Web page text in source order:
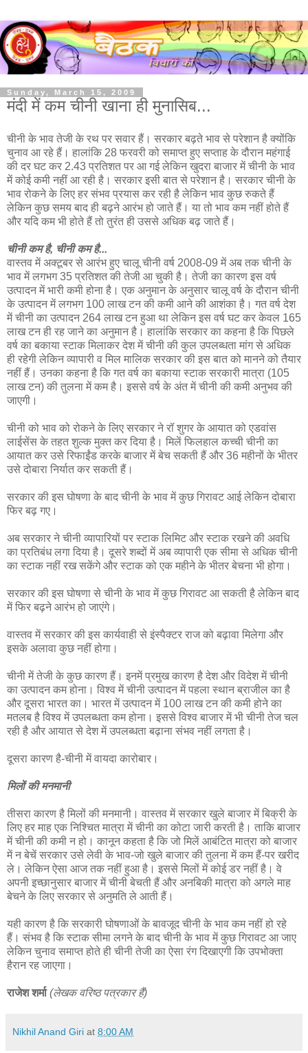
Sunday, March 15, 2009
मंदी में कम चीनी खाना ही मुनासिब...
चीनी के भाव तेजी के रथ पर सवार हैं। सरकार बढ़ते भाव से परेशान है क्योंकि
चुनाव आ रहे हैं। हालांकि 28 फरवरी को समाप्त हुए सप्ताह के दौरान महंगाई
की दर घट कर 2.43 प्रतिशत पर आ गई लेकिन खुदरा बाजार में चीनी के भाव
में कोई कमी नहीं आ रही है। सरकार इसी बात से परेशान है। सरकार चीनी के
भाव रोकने के लिए हर संभव प्रयास कर रही है लेकिन भाव कुछ रुकते हैं
लेकिन कुछ समय बाद ही बढ़ने आरंभ हो जाते हैं। या तो भाव कम नहीं होते हैं
और यदि कम भी होते हैं तो तुरंत ही उससे अधिक बढ़ जाते हैं।
चीनी कम है, चीनी कम है...
वास्तव में अक्टूबर से आरंभ हुए चालू चीनी वर्ष 2008-09 में अब तक चीनी के
भाव में लगभग 35 प्रतिशत की तेजी आ चुकी है। तेजी का कारण इस वर्ष
उत्पादन में भारी कमी होना है। एक अनुमान के अनुसार चालू वर्ष के दौरान चीनी
के उत्पादन में लगभग 100 लाख टन की कमी आने की आशंका है। गत वर्ष देश
में चीनी का उत्पादन 264 लाख टन हुआ था लेकिन इस वर्ष घट कर केवल 165
लाख टन ही रह जाने का अनुमान है। हालांकि सरकार का कहना है कि पिछले
वर्ष का बकाया स्टाक मिलाकर देश में चीनी की कुल उपलब्धता मांग से अधिक
ही रहेगी लेकिन व्यापारी व मिल मालिक सरकार की इस बात को मानने को तैयार
नहीं हैं। उनका कहना है कि गत वर्ष का बकाया स्टाक सरकारी मात्रा (105
लाख टन) की तुलना में कम है। इससे वर्ष के अंत में चीनी की कमी अनुभव की
जाएगी।
चीनी को भाव को रोकने के लिए सरकार ने रॉ शुगर के आयात को एडवांस
लाईसेंस के तहत शुल्क मुक्त कर दिया है। मिलें फिलहाल कच्ची चीनी का
आयात कर उसे रिफाईंड करके बाजार में बेच सकती हैं और 36 महीनों के भीतर
उसे दोबारा निर्यात कर सकती हैं।
सरकार की इस घोषणा के बाद चीनी के भाव में कुछ गिरावट आई लेकिन दोबारा
फिर बढ़ गए।
अब सरकार ने चीनी व्यापारियों पर स्टाक लिमिट और स्टाक रखने की अवधि
का प्रतिबंध लगा दिया है। दूसरे शब्दों में अब व्यापारी एक सीमा से अधिक चीनी
का स्टाक नहीं रख सकेंगे और स्टाक को एक महीने के भीतर बेचना भी होगा।
सरकार की इस घोषणा से चीनी के भाव में कुछ गिरावट आ सकती है लेकिन बाद
में फिर बढ़ने आरंभ हो जाएंगे।
वास्तव में सरकार की इस कार्यवाही से इंस्पैक्टर राज को बढ़ावा मिलेगा और
इसके अलावा कुछ नहीं होगा।
चीनी में तेजी के कुछ कारण हैं। इनमें प्रमुख कारण है देश और विदेश में चीनी
का उत्पादन कम होना। विश्व में चीनी उत्पादन में पहला स्थान ब्राजील का है
और दूसरा भारत का। भारत में उत्पादन में 100 लाख टन की कमी होने का
मतलब है विश्व में उपलब्धता कम होना। इससे विश्व बाजार में भी चीनी तेज चल
रही है और आयात से देश में उपलब्धता बढ़ाना संभव नहीं लगता है।
दूसरा कारण है-चीनी में वायदा कारोबार।
मिलों की मनमानी
तीसरा कारण है मिलों की मनमानी। वास्तव में सरकार खुले बाजार में बिक्री के
लिए हर माह एक निश्चित मात्रा में चीनी का कोटा जारी करती है। ताकि बाजार
में चीनी की कमी न हो। कानून कहता है कि जो मिलें आबंटित मात्रा को बाजार
में न बेचें सरकार उसे लेवी के भाव-जो खुले बाजार की तुलना में कम हैं-पर खरीद
ले। लेकिन ऐसा आज तक नहीं हुआ है। इससे मिलों में कोई डर नहीं है। वे
अपनी इच्छानुसार बाजार में चीनी बेचती हैं और अनबिकी मात्रा को अगले माह
बेचने के लिए सरकार से अनुमति ले आती हैं।
यही कारण है कि सरकारी घोषणाओं के बावजूद चीनी के भाव कम नहीं हो रहे
हैं। संभव है कि स्टाक सीमा लगने के बाद चीनी के भाव में कुछ गिरावट आ जाए
लेकिन चुनाव समाप्त होते ही चीनी तेजी का ऐसा रंग दिखाएगी कि उपभोक्ता
हैरान रह जाएगा।
राजेश शर्मा (लेखक वरिष्ठ पत्रकार हैं)
Nikhil Anand Giri at 8:00 AM